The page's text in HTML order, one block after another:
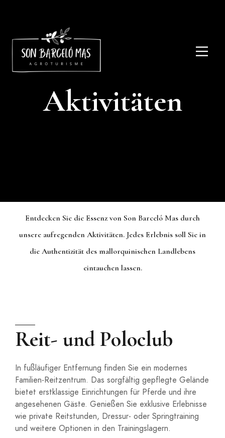
Aktivitäten
Entdecken Sie die Essenz von Son Barceló Mas durch
unsere aufregenden Aktivitäten. Jedes Erlebnis soll Sie in
die Authentizität des mallorquinischen Landlebens
eintauchen lassen.
Reit- und Poloclub
In fußläufiger Entfernung finden Sie ein modernes
Familien-Reitzentrum. Das sorgfältig gepflegte Gelände
bietet erstklassige Einrichtungen für Pferde und ihre
angesehenen Gäste. Genießen Sie exklusive Erlebnisse
wie private Reitstunden, Dressur- oder Springtraining
und weitere Optionen in den Trainingslagern.